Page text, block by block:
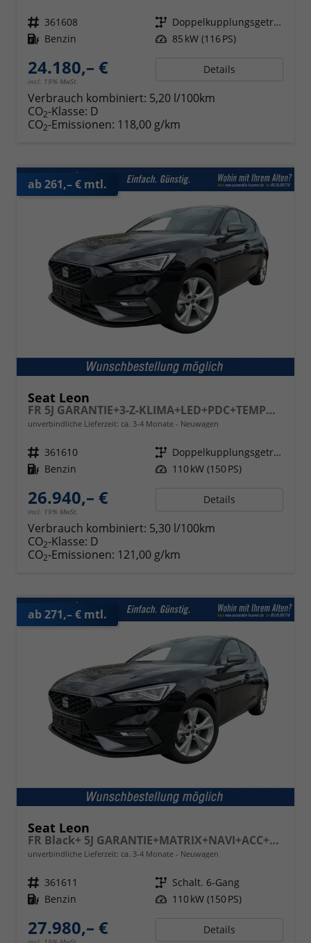
Fahrzeugnr. 361608 Getriebe
Doppelkupplungsgetriebe (DSG)
Kraftstoff Benzin Leistung 85 kW (116 PS)
24.180,– €
incl. 19% MwSt.
Details
Verbrauch kombiniert: 5,20 l/100km
CO2-Klasse: D
CO2-Emissionen: 118,00 g/km
ab 261,– € mtl.
Seat Leon
FR 5J GARANTIE+3-Z-KLIMA+LED+PDC+TEMPOMAT+17" ALU
unverbindliche Lieferzeit: ca. 3-4 Monate Neuwagen
Fahrzeugnr. 361610 Getriebe
Doppelkupplungsgetriebe (DSG)
Kraftstoff Benzin Leistung 110 kW (150 PS)
26.940,– €
incl. 19% MwSt.
Details
Verbrauch kombiniert: 5,30 l/100km
CO2-Klasse: D
CO2-Emissionen: 121,00 g/km
ab 271,– € mtl.
Seat Leon
FR Black+ 5J GARANTIE+MATRIX+NAVI+ACC+SHZ+KAMERA+18" ALU
unverbindliche Lieferzeit: ca. 3-4 Monate Neuwagen
Fahrzeugnr. 361611 Getriebe Schalt. 6-Gang
Kraftstoff Benzin Leistung 110 kW (150 PS)
27.980,– € Details